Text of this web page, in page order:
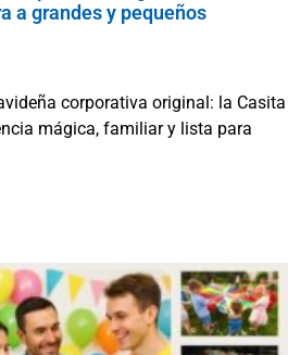
a grandes y pequeños
corporativa original: la Casita
mágica, familiar y lista para